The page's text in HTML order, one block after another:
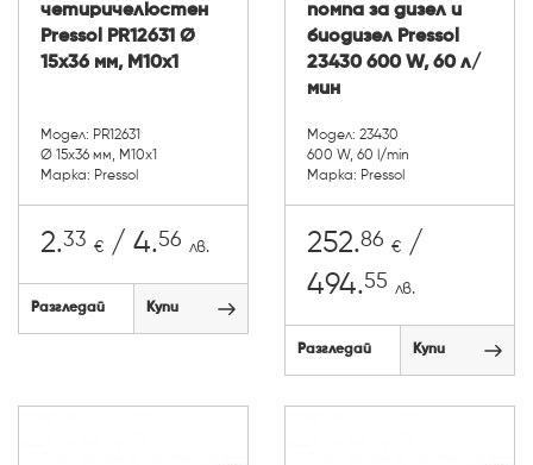
четиричелюстен
Pressol PR12631 Ø
15x36 мм, М10х1
Модел: PR12631
Ø 15x36 мм, М10х1
Марка: Pressol
2.33 € / 4.56 лв.
Разгледай Купи
помпa за дизел и
биодизел Pressol
23430 600 W, 60 л/
мин
Модел: 23430
600 W, 60 l/min
Марка: Pressol
252.86 € /
494.55 лв.
Разгледай Купи